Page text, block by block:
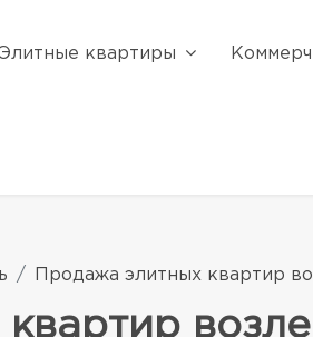
Элитные квартиры
Продажа элитных квартир